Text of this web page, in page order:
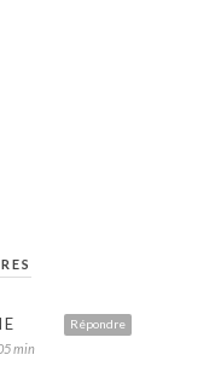
Répondre
min